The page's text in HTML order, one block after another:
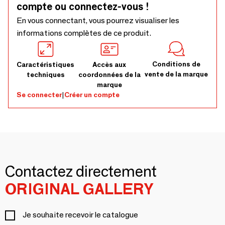
compte ou connectez-vous !
En vous connectant, vous pourrez visualiser les
informations complètes de ce produit.
Caractéristiques
techniques
Accès aux
coordonnées de la
marque
Conditions de
vente de la marque
Se connecter|Créer un compte
Contactez directement
ORIGINAL GALLERY
Je souhaite recevoir le catalogue